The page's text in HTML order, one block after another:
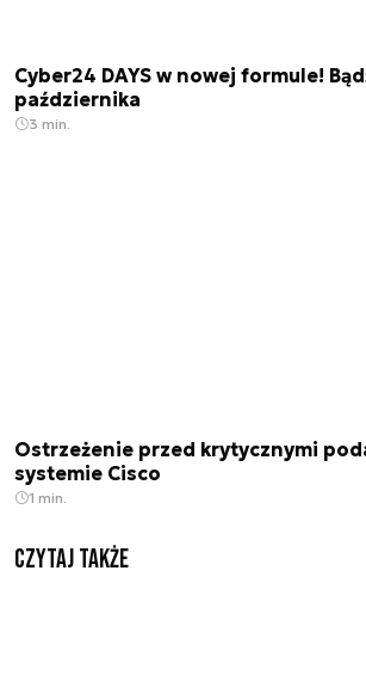
Cyber24 DAYS w nowej formule!
października
3 min.
Ostrzeżenie przed krytycznymi
systemie Cisco
1 min.
Czytaj także